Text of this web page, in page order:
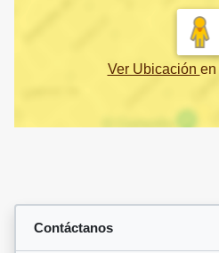
Ver Ubicación en
Contáctanos